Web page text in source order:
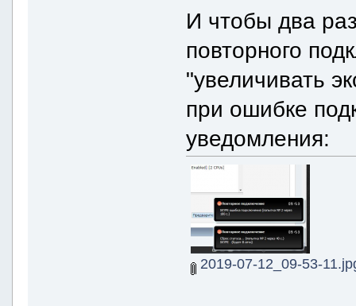
И чтобы два
повторного
"увеличивать
при ошибке
уведомления:
2019-07-12_09-53-